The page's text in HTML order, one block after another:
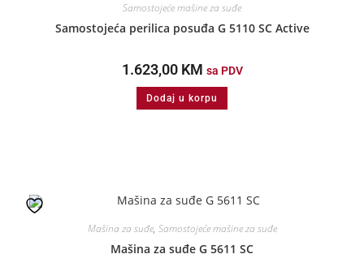
Samostojeće mašine za suđe
Samostojeća perilica posuđa G 5110 SC Active
1.623,00 KM sa PDV
Dodaj u korpu
Mašina za suđe, Samostojeće mašine za suđe
Mašina za suđe G 5611 SC